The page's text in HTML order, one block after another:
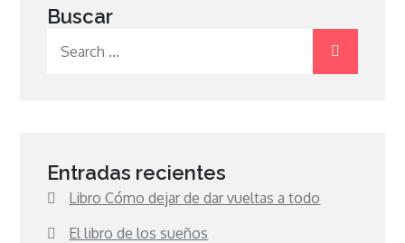
Buscar
Entradas recientes
Libro Cómo dejar de dar vueltas a todo
El libro de los sueños